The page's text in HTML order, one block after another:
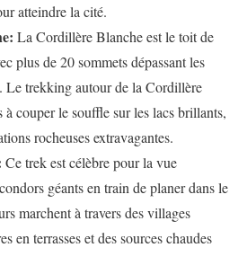
atteindre la cité.
La Cordillère Blanche est le toit de
plus de 20 sommets dépassant les
Le trekking autour de la Cordillère
couper le souffle sur les lacs brillants,
rocheuses extravagantes.
Ce trek est célèbre pour la vue
géants en train de planer dans le
marchent à travers des villages
en terrasses et des sources chaudes